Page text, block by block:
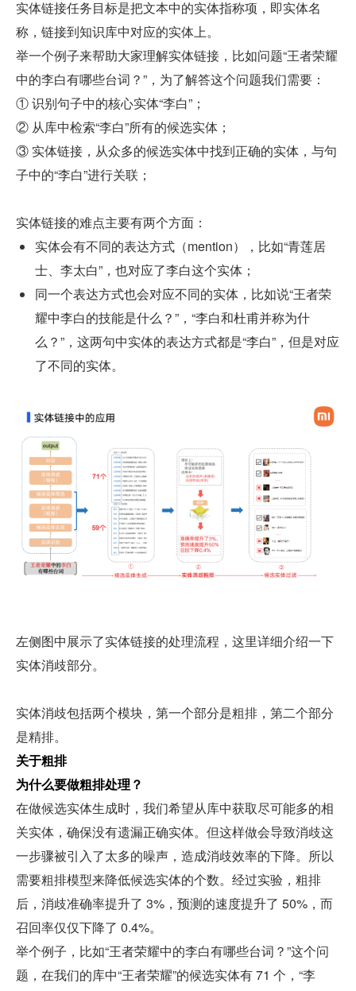
实体链接任务目标是把文本中的实体指称项，即实体名
称，链接到知识库中对应的实体上。
举一个例子来帮助大家理解实体链接，比如问题“王者荣耀
中的李白有哪些台词？”，为了解答这个问题我们需要：
① 识别句子中的核心实体“李白”；
② 从库中检索“李白”所有的候选实体；
③ 实体链接，从众多的候选实体中找到正确的实体，与句
子中的“李白”进行关联；
实体链接的难点主要有两个方面：
实体会有不同的表达方式（mention），比如“青莲居
士、李太白”，也对应了李白这个实体；
同一个表达方式也会对应不同的实体，比如说“王者荣
耀中李白的技能是什么？”，“李白和杜甫并称为什
么？”，这两句中实体的表达方式都是“李白”，但是对应
了不同的实体。
左侧图中展示了实体链接的处理流程，这里详细介绍一下
实体消歧部分。
实体消歧包括两个模块，第一个部分是粗排，第二个部分
是精排。
关于粗排
为什么要做粗排处理？
在做候选实体生成时，我们希望从库中获取尽可能多的相
关实体，确保没有遗漏正确实体。但这样做会导致消歧这
一步骤被引入了太多的噪声，造成消歧效率的下降。所以
需要粗排模型来降低候选实体的个数。经过实验，粗排
后，消歧准确率提升了 3%，预测的速度提升了 50%，而
召回率仅仅下降了 0.4%。
举个例子，比如“王者荣耀中的李白有哪些台词？”这个问
题，在我们的库中“王者荣耀”的候选实体有 71 个，“李